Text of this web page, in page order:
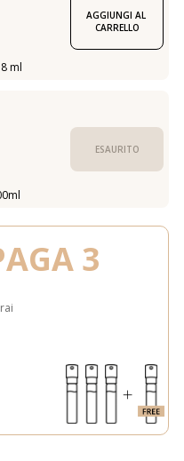
ml
AGGIUNGI AL
CARRELLO
ESAURITO
3